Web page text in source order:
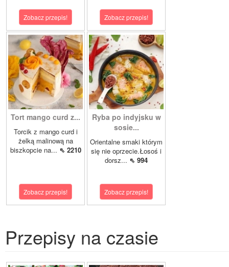
Zobacz przepis! Zobacz przepis!
Tort mango curd z...
Torcik z mango curd i
żelką malinową na
biszkopcie na... ⇖ 2210
Zobacz przepis!
Ryba po indyjsku w
sosie...
Orientalne smaki którym
się nie oprzecie.Łosoś i
dorsz... ⇖ 994
Zobacz przepis!
Przepisy na czasie